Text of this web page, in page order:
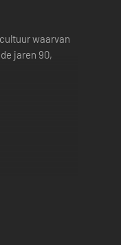
waarvan
jaren 90,